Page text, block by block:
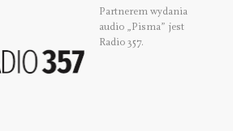
Partnerem wydania
audio „Pisma” jest
Radio 357.